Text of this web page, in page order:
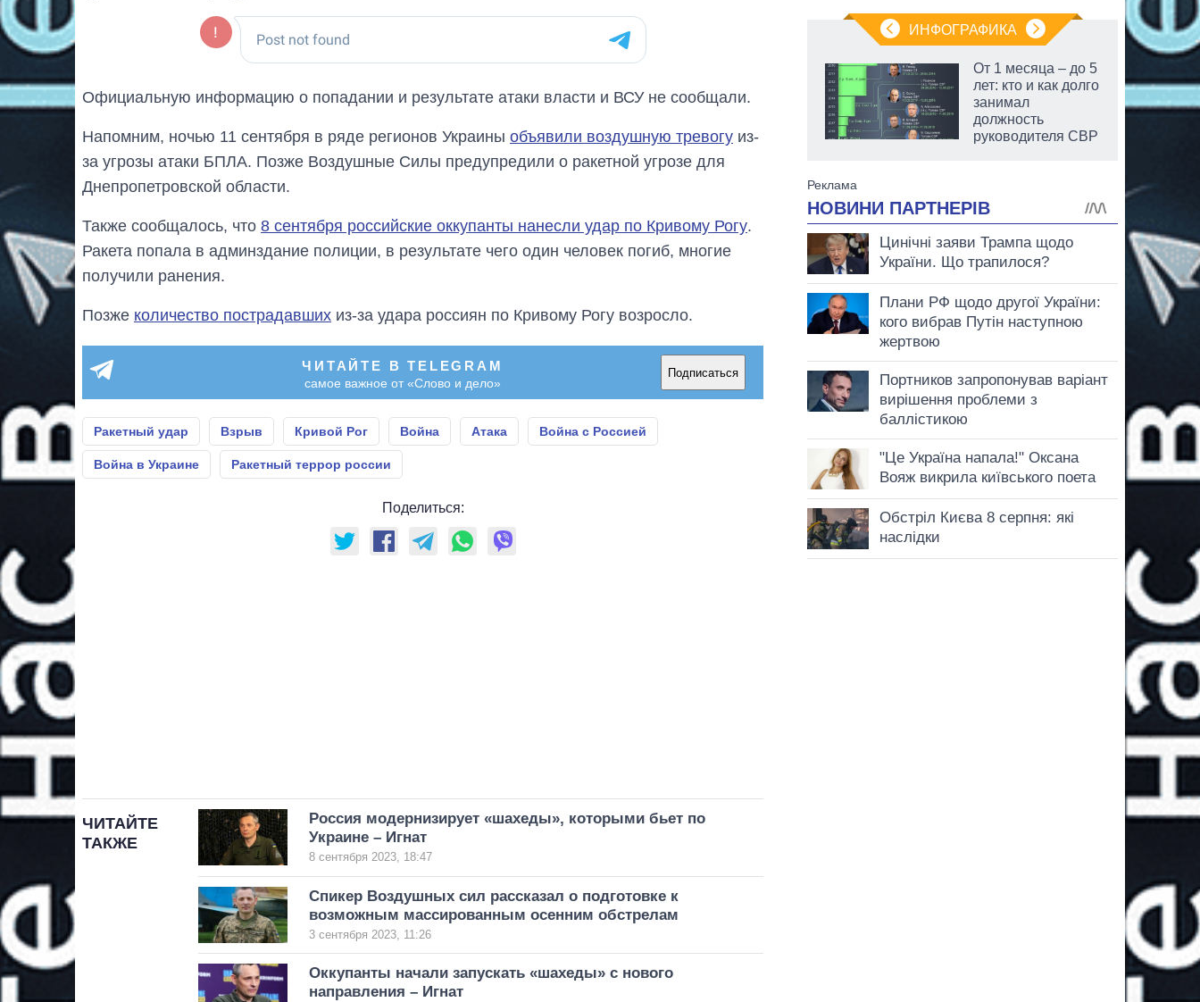
Официальную информацию о попадании и результате атаки власти и ВСУ не сообщали.
Напомним, ночью 11 сентября в ряде регионов Украины объявили воздушную тревогу из-
за угрозы атаки БПЛА. Позже Воздушные Силы предупредили о ракетной угрозе для
Днепропетровской области.
Также сообщалось, что 8 сентября российские оккупанты нанесли удар по Кривому Рогу.
Ракета попала в админздание полиции, в результате чего один человек погиб, многие
получили ранения.
Позже количество пострадавших из-за удара россиян по Кривому Рогу возросло.
ЧИТАЙТЕ В TELEGRAM
самое важное от «Слово и дело»
Подписаться
Ракетный удар Взрыв Кривой Рог Война Атака Война с Россией
Война в Украине Ракетный террор россии
Поделиться:
ЧИТАЙТЕ
ТАКЖЕ
Россия модернизирует «шахеды», которыми бьет по
Украине – Игнат
8 сентября 2023, 18:47
Спикер Воздушных сил рассказал о подготовке к
возможным массированным осенним обстрелам
3 сентября 2023, 11:26
Оккупанты начали запускать «шахеды» с нового
направления – Игнат
ИНФОГРАФИКА
выращивали в
время большой
От 1 месяца – до 5
лет: кто и как долго
занимал
должность
руководителя СВР